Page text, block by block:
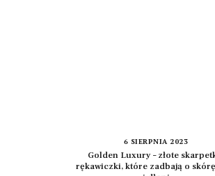
6 SIERPNIA 2023
Golden Luxury – złote
rękawiczki, które zadbają o